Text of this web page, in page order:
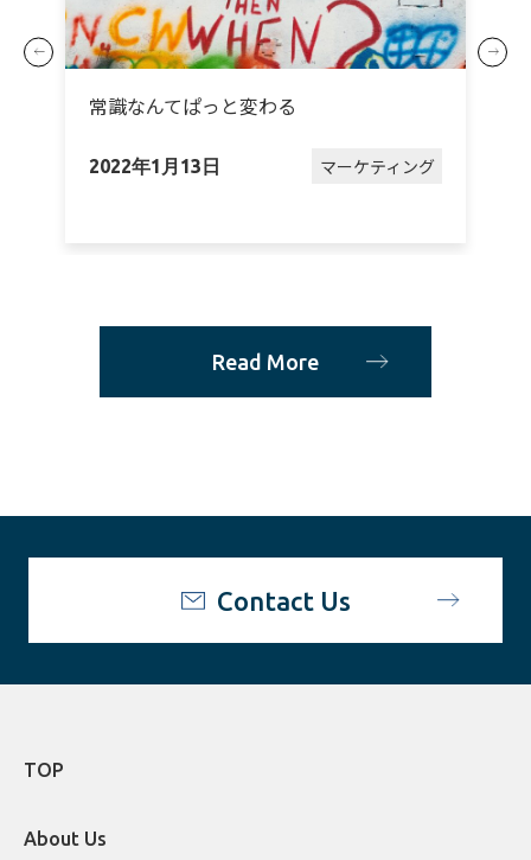
常識なんてぱっと変わる
2022年1月13日 マーケティング
Read More
Contact Us
TOP
About Us